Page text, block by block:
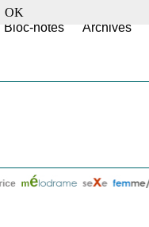
Bloc-notes Archives
OK